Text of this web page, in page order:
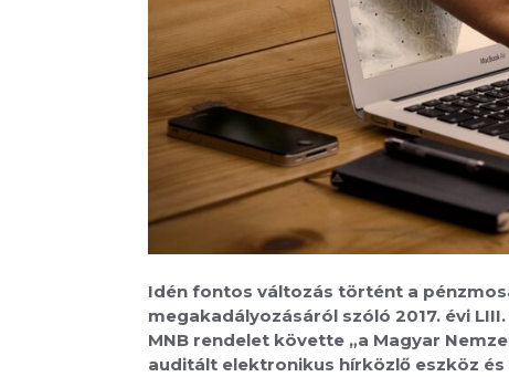
Idén fontos változás történt a
megakadályozásáról szóló 2017. évi
MNB rendelet követte „a Magyar
auditált elektronikus hírközlő eszköz